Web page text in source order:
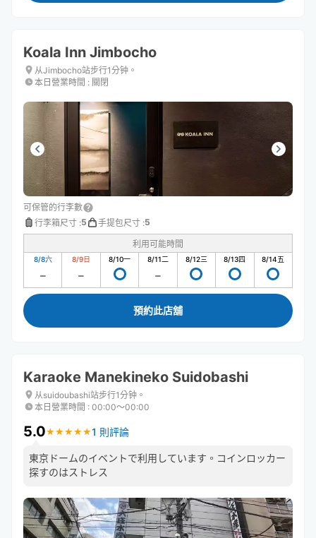
Koala Inn Jimbocho
从Jimbocho站步行1分钟。
本日營業時間 : 關閉
可保管的行李數
行李箱尺寸 :5 手提包尺寸 :5
利用可能時間
8/8六 8/9日 8/10一 8/11二 8/12三 8/13四 8/14五
預約此店舖
Karaoke Manekineko Suidobashi
从suidoubashi站步行1分钟。
本日營業時間 : 00:00〜00:00
5.0★ ★ ★ ★ ★
★ ★ ★ ★ ★1 則評論
東京ドームのイベントで利用しています。コインロッカー
探すのはストレス